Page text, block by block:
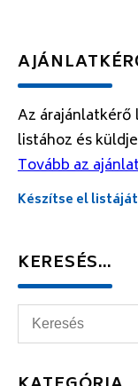
Az
listához és
Tovább az
Készítse el
KERESÉS…